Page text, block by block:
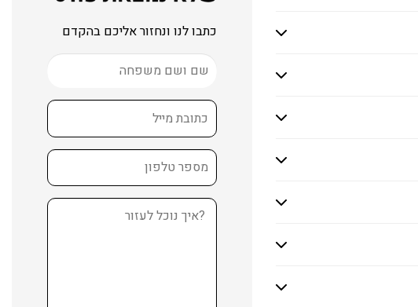
כתבו לנו ונחזור אליכם בהקדם